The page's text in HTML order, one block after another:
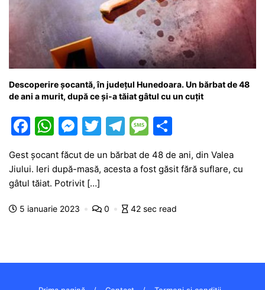
Descoperire șocantă, în județul Hunedoara. Un bărbat de 48
de ani a murit, după ce și-a tăiat gâtul cu un cuțit
F
c
e
b
k
W
h
at
s
A
M
s
s
e
er
T
itt
T
e
a
m
M
s
a
ar
ta
a
Gest șocant făcut de un bărbat de 48 de ani, din Valea
Jiului. Ieri după-masă, acesta a fost găsit fără suflare, cu
gâtul tăiat. Potrivit […]
5 ianuarie 2023 0 42 sec read